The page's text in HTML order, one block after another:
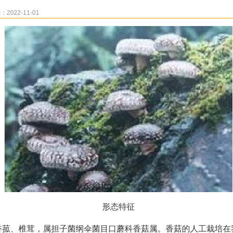
2022-11-01
形态特征
椎茸，属担子菌纲伞菌目口蘑科香菇属。香菇的人工栽培在